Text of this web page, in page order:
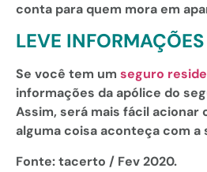
conta para quem mora em
LEVE
Se você tem um seguro
informações da apólice do
Assim, será mais fácil acionar
alguma coisa aconteça com a
Fonte: tacerto / Fev 2020.